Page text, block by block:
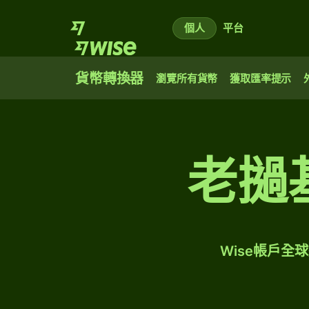
個人 平台
貨幣轉換器 瀏覽所有貨幣 獲取匯率提示
老撾
Wise帳戶全